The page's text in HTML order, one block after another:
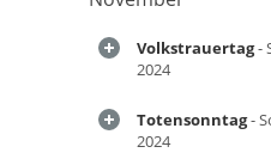
Volkstrauertag-
2024
Totensonntag-
2024